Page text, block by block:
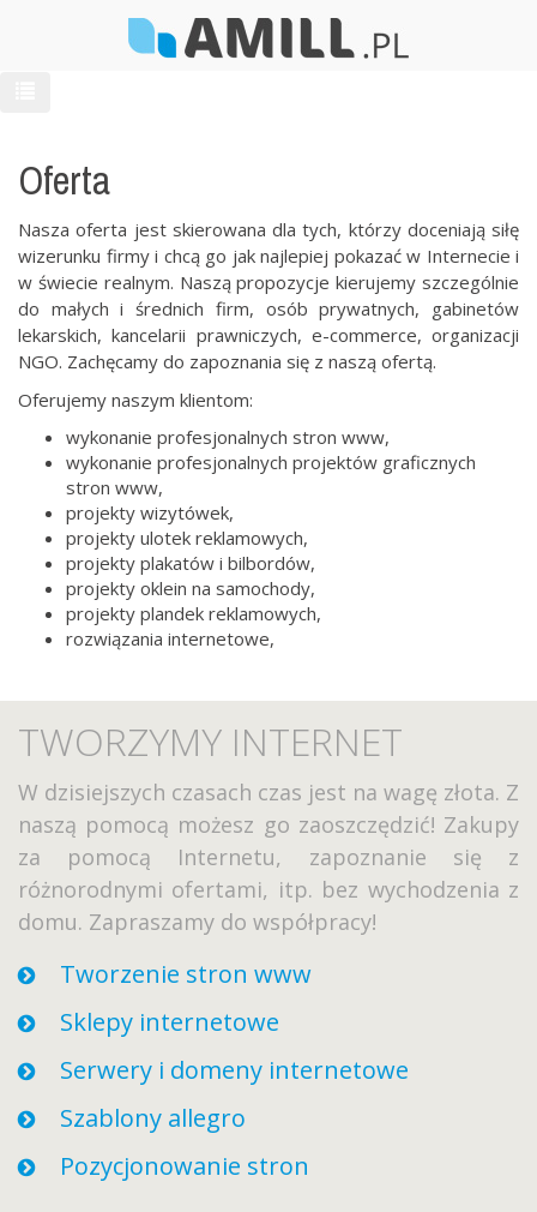
Oferta
Nasza oferta jest skierowana dla tych, którzy doceniają siłę
wizerunku firmy i chcą go jak najlepiej pokazać w Internecie i
w świecie realnym. Naszą propozycje kierujemy szczególnie
do małych i średnich firm, osób prywatnych, gabinetów
lekarskich, kancelarii prawniczych, e-commerce, organizacji
NGO. Zachęcamy do zapoznania się z naszą ofertą.
Oferujemy naszym klientom:
wykonanie profesjonalnych stron www,
wykonanie profesjonalnych projektów graficznych
stron www,
projekty wizytówek,
projekty ulotek reklamowych,
projekty plakatów i bilbordów,
projekty oklein na samochody,
projekty plandek reklamowych,
rozwiązania internetowe,
TWORZYMY INTERNET
W dzisiejszych czasach czas jest na wagę złota. Z
naszą pomocą możesz go zaoszczędzić! Zakupy
za pomocą Internetu, zapoznanie się z
różnorodnymi ofertami, itp. bez wychodzenia z
domu. Zapraszamy do współpracy!
Tworzenie stron www
Sklepy internetowe
Serwery i domeny internetowe
Szablony allegro
Pozycjonowanie stron